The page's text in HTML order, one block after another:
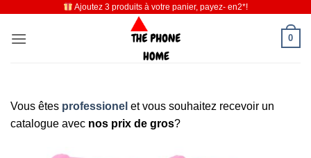
contenu
Ajoutez 3 produits à votre panier, payez- en2*!
0
Vous êtes professionel et vous souhaitez recevoir un
catalogue avec nos prix de gros?